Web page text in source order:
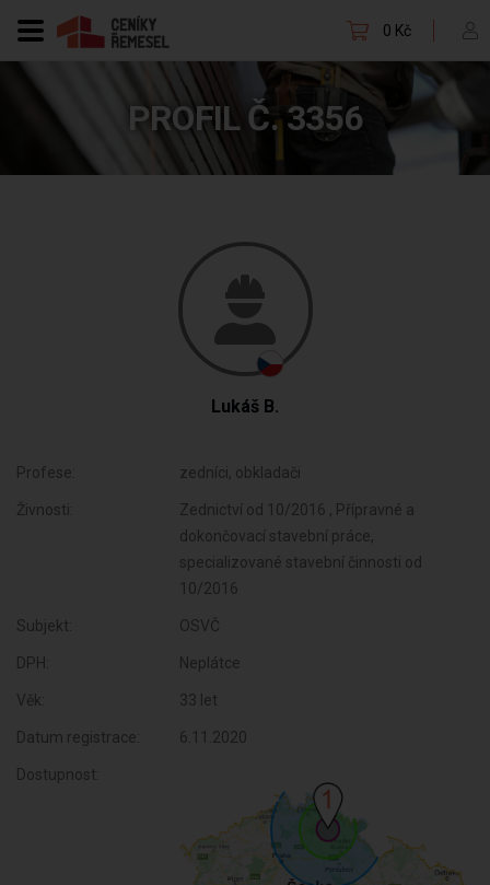
0 Kč
PROFIL Č. 3356
Lukáš B.
Profese: zedníci, obkladači
Živnosti:
Zednictví od 10/2016 , Přípravné a
dokončovací stavební práce,
specializované stavební činnosti od
10/2016
Subjekt: OSVČ
DPH: Neplátce
Věk: 33 let
Datum registrace: 6.11.2020
Dostupnost: